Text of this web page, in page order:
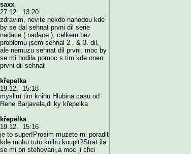
saxx
27.12. 13:20
zdravim, nevite nekdo nahodou kde
by se dal sehnat prvni dil serie
nadace ( nadace ), celkem bez
problemu jsem sehnal 2 . & 3. dil,
ale nemuzu sehnat dil prvni. moc by
se mi hodila pomoc s tim kde onen
prvni dil sehnat
křepelka
19.12. 15:18
myslim tim knihu Hlubina casu od
Rene Barjavela,di ky křepelka
křepelka
19.12. 15:16
je to super!Prosim muzete mi poradit
kde mohu tuto knihu koupit?Strat ila
se mi pri stehovani,a moc ji chci